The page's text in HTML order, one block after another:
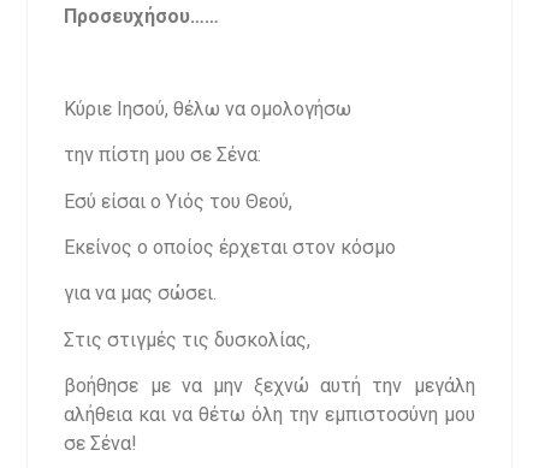
Προσευχήσου……
Κύριε Ιησού, θέλω να ομολογήσω
την πίστη μου σε Σένα:
Εσύ είσαι ο Υιός του Θεού,
Εκείνος ο οποίος έρχεται στον κόσμο
για να μας σώσει.
Στις στιγμές τις δυσκολίας,
βοήθησε με να μην ξεχνώ αυτή την μεγάλη
αλήθεια και να θέτω όλη την εμπιστοσύνη μου
σε Σένα!